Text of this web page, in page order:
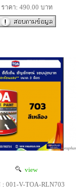
ราคา: 490.00 บาท
view
: 001-V-TOA-RLN703